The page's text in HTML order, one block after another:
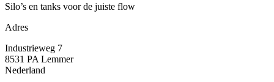
Silo’s en tanks voor de juiste flow
Adres
Industrieweg 7
8531 PA Lemmer
Nederland